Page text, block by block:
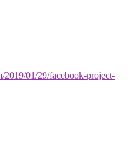
2019/01/29/facebook-project-